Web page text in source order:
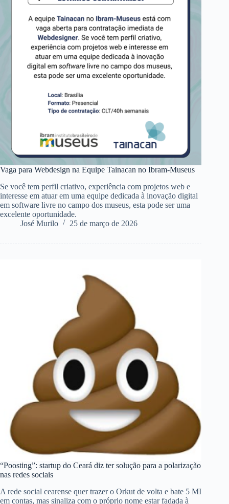
Vaga para Webdesign na Equipe Tainacan no Ibram-Museus
Se você tem perfil criativo, experiência com projetos web e
interesse em atuar em uma equipe dedicada à inovação digital
em software livre no campo dos museus, esta pode ser uma
excelente oportunidade.
José Murilo
25 de março de 2026
“Poosting”: startup do Ceará diz ter solução para a polarização
nas redes sociais
A rede social cearense quer trazer o Orkut de volta e bate 5 MI
em contas, mas sinaliza com o próprio nome estar fadada à